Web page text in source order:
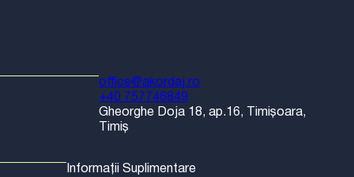
office@akordaj.ro
+40 757746849
Gheorghe Doja 18, ap.16, Timișoara,
Timiș
Informații Suplimentare